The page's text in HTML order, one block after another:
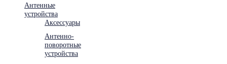
Антенные
устройства
Аксессуары
Антенно-
поворотные
устройства